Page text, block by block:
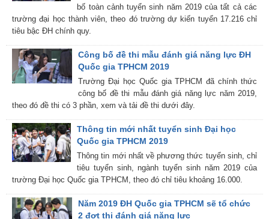
bố toàn cảnh tuyển sinh năm 2019 của tất cả các
trường đại học thành viên, theo đó trường dự kiến tuyển 17.216 chỉ
tiêu bậc ĐH chính quy.
Công bố đề thi mẫu đánh giá năng lực ĐH
Quốc gia TPHCM 2019
Trường Đại học Quốc gia TPHCM đã chính thức
công bố đề thi mẫu đánh giá năng lực năm 2019,
theo đó đề thi có 3 phần, xem và tải đề thi dưới đây.
Thông tin mới nhất tuyển sinh Đại học
Quốc gia TPHCM 2019
Thông tin mới nhất về phương thức tuyển sinh, chỉ
tiêu tuyển sinh, ngành tuyển sinh năm 2019 của
trường Đại học Quốc gia TPHCM, theo đó chỉ tiêu khoảng 16.000.
Năm 2019 ĐH Quốc gia TPHCM sẽ tổ chức
2 đợt thi đánh giá năng lực